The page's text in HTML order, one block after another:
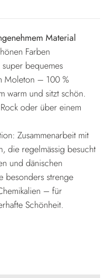
Material
Farben
super bequemes
Moleton – 100 %
warm und sitzt schön.
oder über einem
Zusammenarbeit mit
die regelmässig besucht
und dänischen
besonders strenge
– für
Schönheit.